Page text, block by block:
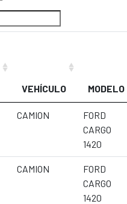
VEHÍCULO MODELO
CAMION
FORD
CARGO
1420
CAMION
FORD
CARGO
1420